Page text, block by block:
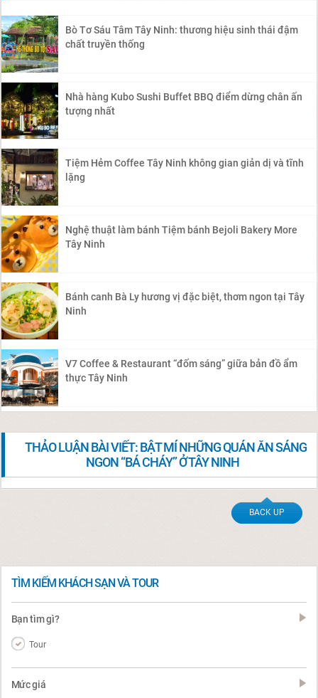
Bò Tơ Sáu Tâm Tây Ninh: thương hiệu sinh thái đậm
chất truyền thống
Nhà hàng Kubo Sushi Buffet BBQ điểm dừng chân ấn
tượng nhất
Tiệm Hẻm Coffee Tây Ninh không gian giản dị và tĩnh
lặng
Nghệ thuật làm bánh Tiệm bánh Bejoli Bakery More
Tây Ninh
Bánh canh Bà Ly hương vị đặc biệt, thơm ngon tại Tây
Ninh
V7 Coffee & Restaurant “đốm sáng” giữa bản đồ ẩm
thực Tây Ninh
THẢO LUẬN BÀI VIẾT: BẬT MÍ NHỮNG QUÁN ĂN SÁNG
NGON “BÁ CHÁY” Ở TÂY NINH
BACK UP
TÌM KIẾM KHÁCH SẠN VÀ TOUR
Bạn tìm gì?
Tour
Mức giá